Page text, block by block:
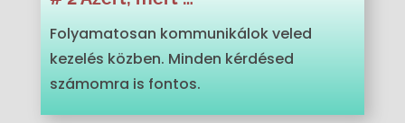
Folyamatosan kommunikálok veled
kezelés közben. Minden kérdésed
számomra is fontos.